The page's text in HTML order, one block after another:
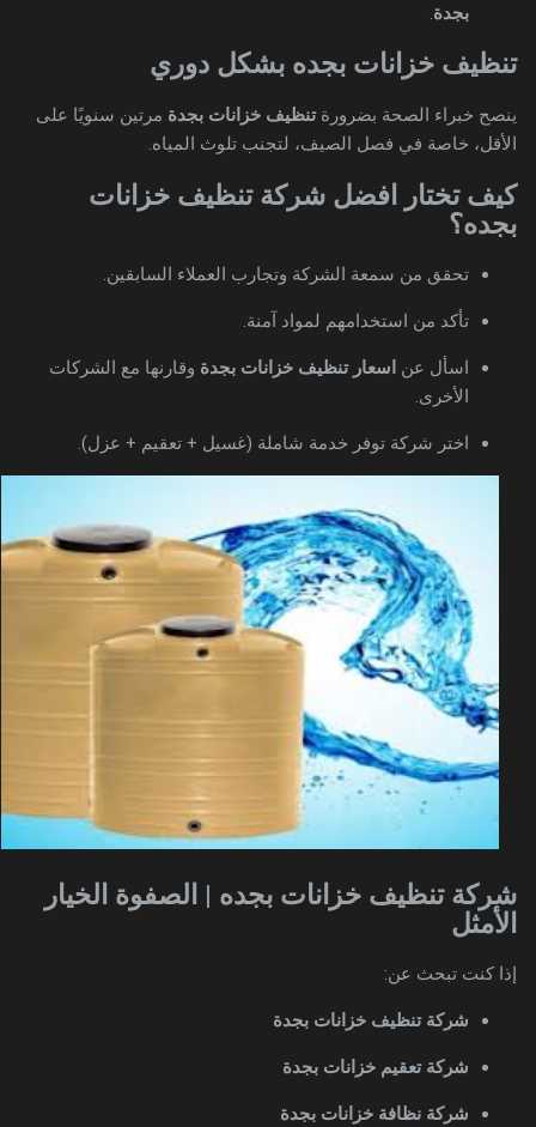
بجدة.
تنظيف خزانات بجده بشكل دوري
ينصح خبراء الصحة بضرورة تنظيف خزانات بجدةمرتين سنويًا على
الأقل، خاصة في فصل الصيف، لتجنب تلوث المياه.
كيف تختار افضل شركة تنظيف خزانات
بجده؟
تحقق من سمعة الشركة وتجارب العملاء السابقين.
تأكد من استخدامهم لمواد آمنة.
اسأل عناسعار تنظيف خزانات بجدةوقارنها مع الشركات
الأخرى.
اختر شركة توفر خدمة شاملة (غسيل + تعقيم + عزل).
شركة تنظيف خزانات بجده | الصفوة الخيار
الأمثل
إذا كنت تبحث عن:
شركة تنظيف خزانات بجدة
شركة تعقيم خزانات بجدة
شركة نظافة خزانات بجدة